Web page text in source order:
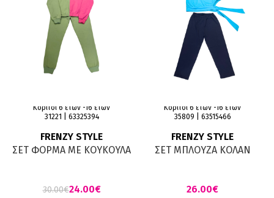
Κορίτσι 6 ετών -16 ετών
31221 | 63325394
FRENZY STYLE
ΣΕΤ ΦΟΡΜΑ ΜΕ ΚΟΥΚΟΥΛΑ
30.00€24.00€
Κορίτσι 6 ετών -16 ετών
35809 | 63515466
FRENZY STYLE
ΣΕΤ ΜΠΛΟΥΖΑ ΚΟΛΑΝ
€